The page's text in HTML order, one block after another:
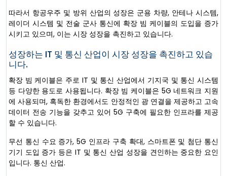
따라서 항공우주 및 방위 산업의 성장은 군용 차량, 안테나 시스템,
레이더 시스템 및 전술 군사 통신에 확장 빔 케이블의 도입을 증가
시키고 있으며, 이는 시장 성장을 촉진하고 있습니다.
성장하는 IT 및 통신 산업이 시장 성장을 촉진하고 있습
니다.
확장 빔 케이블은 주로 IT 및 통신 산업에서 기지국 및 통신 시스템
등 다양한 용도로 사용됩니다. 확장 빔 케이블은 5G 네트워크 지원
에 사용되며, 혹독한 환경에서도 안정적인 광 연결을 제공하고 고속
데이터 전송 기능을 갖추고 있어 5G 구축에 필요한 인프라를 제공
할 수 있습니다.
무선 통신 수요 증가, 5G 인프라 구축 확대, 스마트폰 및 첨단 통신
기기 도입 증가 등은 IT 및 통신 산업 성장을 견인하는 중요한 요인
입니다. 통신 산업.